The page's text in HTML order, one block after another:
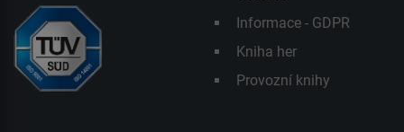
Informace - GDPR
Kniha her
Provozní knihy